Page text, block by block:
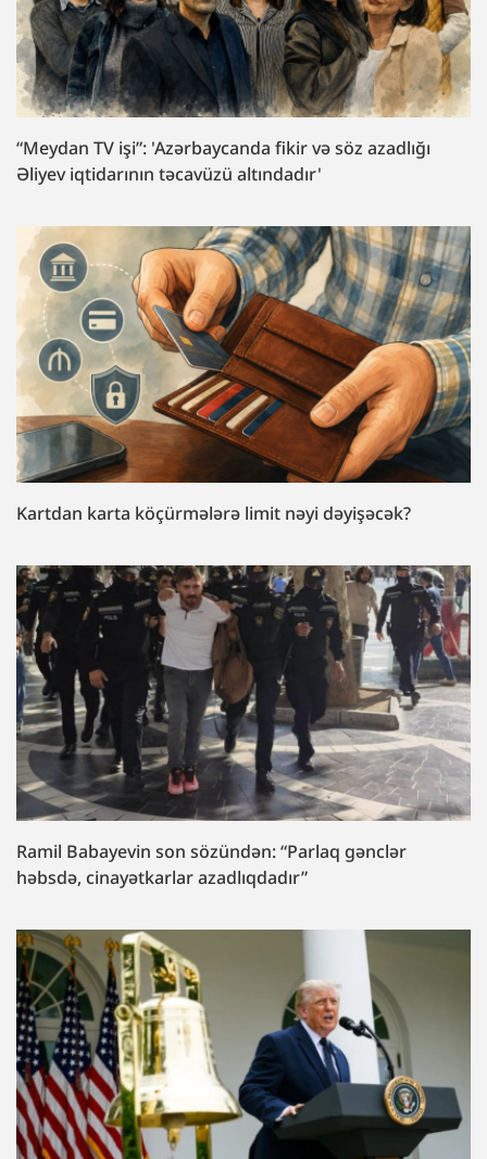
“Meydan TV işi”: 'Azərbaycanda fikir və söz azadlığı
Əliyev iqtidarının təcavüzü altındadır'
Kartdan karta köçürmələrə limit nəyi dəyişəcək?
Ramil Babayevin son sözündən: “Parlaq gənclər
həbsdə, cinayətkarlar azadlıqdadır”